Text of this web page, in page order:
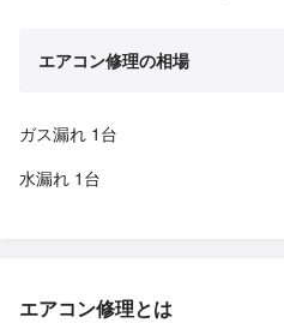
エアコン修理の相場
ガス漏れ 1台
水漏れ 1台
エアコン修理とは